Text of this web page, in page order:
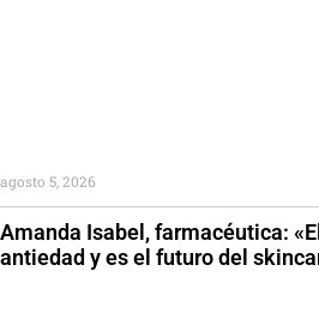
Amanda Isabel, farmacéutica:
antiedad y es el futuro del
agosto 5, 2026